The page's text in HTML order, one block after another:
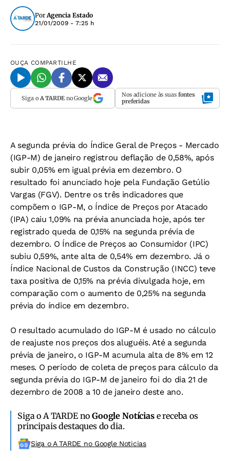
PorAgencia Estado
21/01/2009 - 7:25 h
OUÇA COMPARTILHE
Siga o A TARDEno Google Nos adicione às suas fontes
preferidas
A segunda prévia do Índice Geral de Preços - Mercado
(IGP-M) de janeiro registrou deflação de 0,58%, após
subir 0,05% em igual prévia em dezembro. O
resultado foi anunciado hoje pela Fundação Getúlio
Vargas (FGV). Dentre os três indicadores que
compõem o IGP-M, o Índice de Preços por Atacado
(IPA) caiu 1,09% na prévia anunciada hoje, após ter
registrado queda de 0,15% na segunda prévia de
dezembro. O Índice de Preços ao Consumidor (IPC)
subiu 0,59%, ante alta de 0,54% em dezembro. Já o
Índice Nacional de Custos da Construção (INCC) teve
taxa positiva de 0,15% na prévia divulgada hoje, em
comparação com o aumento de 0,25% na segunda
prévia do índice em dezembro.
O resultado acumulado do IGP-M é usado no cálculo
de reajuste nos preços dos aluguéis. Até a segunda
prévia de janeiro, o IGP-M acumula alta de 8% em 12
meses. O período de coleta de preços para cálculo da
segunda prévia do IGP-M de janeiro foi do dia 21 de
dezembro de 2008 a 10 de janeiro deste ano.
Siga o A TARDE noGoogle Notíciase receba os
principais destaques do dia.
Siga o A TARDE no Google Noticias